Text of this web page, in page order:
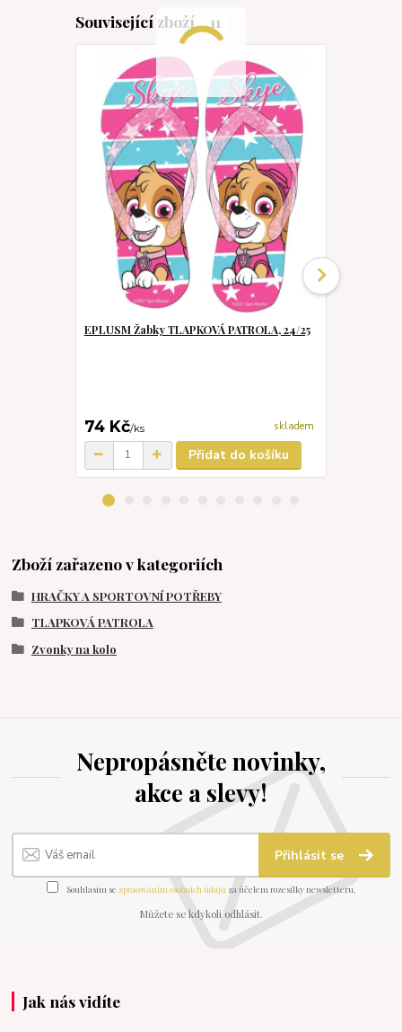
Související zboží 11
EPLUSM Žabky TLAPKOVÁ PATROLA, 24/25
74 Kč/ks skladem
Přidat do košíku
Zboží zařazeno v kategoriích
HRAČKY A SPORTOVNÍ POTŘEBY
TLAPKOVÁ PATROLA
Zvonky na kolo
Nepropásněte novinky,
akce a slevy!
Přihlásit se
Souhlasím se zpracováním osobních údajů za účelem rozesílky newsletteru.
Můžete se kdykoli odhlásit.
Jak nás vidíte